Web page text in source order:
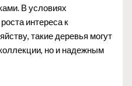
В условиях
интереса к
такие деревья могут
но и надежным